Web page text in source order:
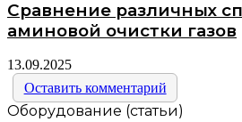
Сравнение различных
аминовой очистки газов
13.09.2025
Оставить комментарий
Оборудование (статьи)